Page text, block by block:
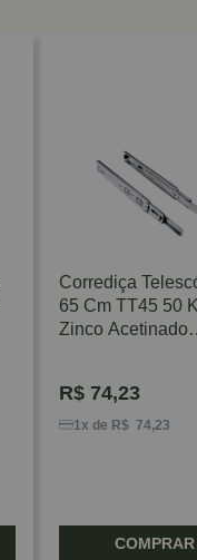
Corrediça
65 Cm TT45 50
Zinco Acetinado
R$74,23
1x de R$ 74,23
COMPRAR